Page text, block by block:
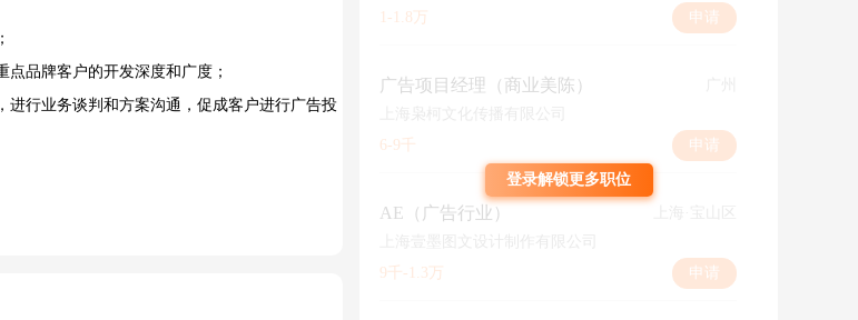
品牌客户的开发深度和广度；
进行业务谈判和方案沟通，促成客户进行广告投
1-1.8万
申请
广告项目经理（商业美陈）
6-9千
申请
AE（广告行业）
9千-1.3万
申请
登录解锁更多职位